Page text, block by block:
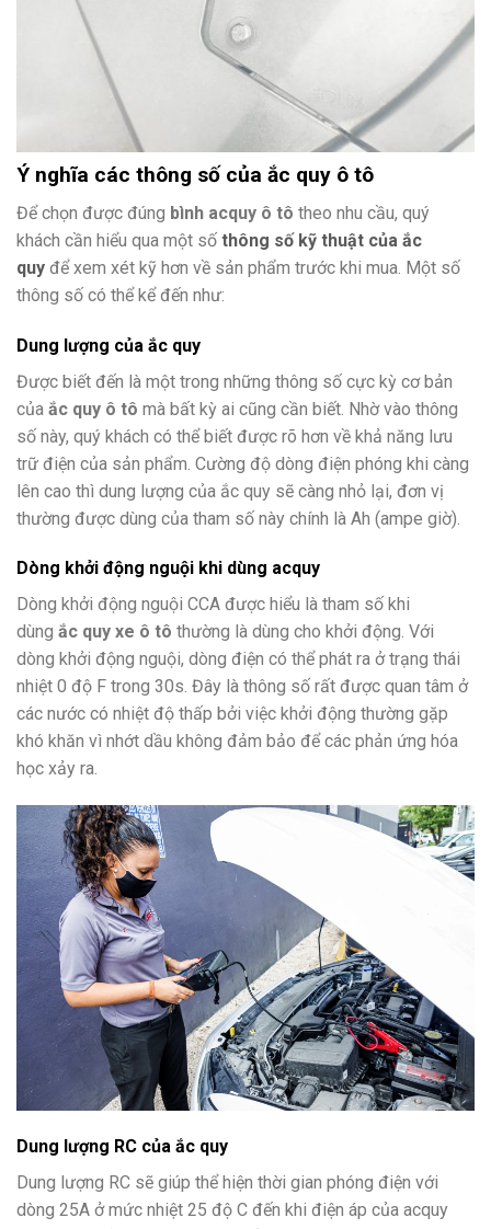
Ý nghĩa các thông số của ắc quy ô tô
Để chọn được đúng bình acquy ô tô theo nhu cầu, quý
khách cần hiểu qua một số thông số kỹ thuật của ắc
quy để xem xét kỹ hơn về sản phẩm trước khi mua. Một số
thông số có thể kể đến như:
Dung lượng của ắc quy
Được biết đến là một trong những thông số cực kỳ cơ bản
của ắc quy ô tô mà bất kỳ ai cũng cần biết. Nhờ vào thông
số này, quý khách có thể biết được rõ hơn về khả năng lưu
trữ điện của sản phẩm. Cường độ dòng điện phóng khi càng
lên cao thì dung lượng của ắc quy sẽ càng nhỏ lại, đơn vị
thường được dùng của tham số này chính là Ah (ampe giờ).
Dòng khởi động nguội khi dùng acquy
Dòng khởi động nguội CCA được hiểu là tham số khi
dùng ắc quy xe ô tô thường là dùng cho khởi động. Với
dòng khởi động nguội, dòng điện có thể phát ra ở trạng thái
nhiệt 0 độ F trong 30s. Đây là thông số rất được quan tâm ở
các nước có nhiệt độ thấp bởi việc khởi động thường gặp
khó khăn vì nhớt dầu không đảm bảo để các phản ứng hóa
học xảy ra.
Dung lượng RC của ắc quy
Dung lượng RC sẽ giúp thể hiện thời gian phóng điện với
dòng 25A ở mức nhiệt 25 độ C đến khi điện áp của acquy